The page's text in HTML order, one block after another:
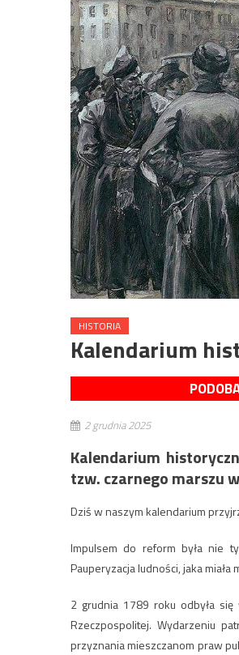
HISTORIA
Kalendarium
2 grudnia 2025
Kalendarium
tzw. czarnego marszu
Dziś w naszym kalendarium
Impulsem do reform była nie
Pauperyzacja ludności, jaka
2 grudnia 1789 roku odbyła
Rzeczpospolitej. Wydarzeniu
przyznania mieszczanom praw